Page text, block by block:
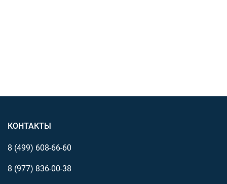
КОНТАКТЫ
8 (499) 608-66-60
8 (977) 836-00-38